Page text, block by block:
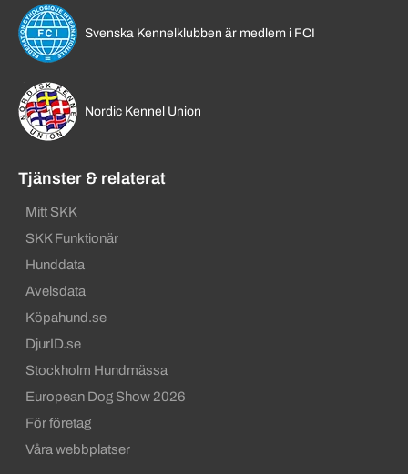
Svenska Kennelklubben är medlem i FCI
Nordic Kennel Union
Tjänster & relaterat
Mitt SKK
SKK Funktionär
Hunddata
Avelsdata
Köpahund.se
DjurID.se
Stockholm Hundmässa
European Dog Show 2026
För företag
Våra webbplatser